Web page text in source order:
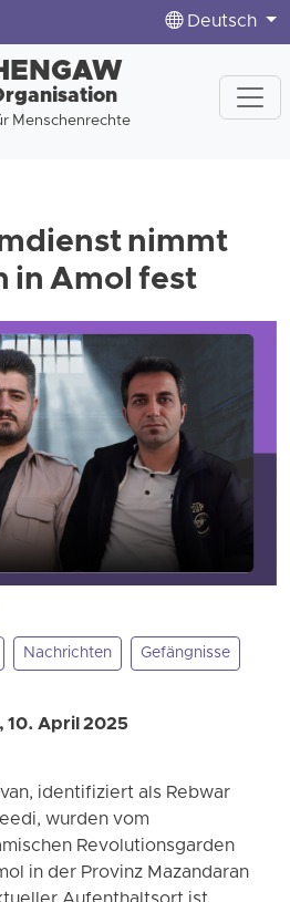
Deutsch
Menschenrechte
nimmt
in Amol fest
Nachrichten Gefängnisse
10. April 2025
identifiziert als Rebwar
wurden vom
Revolutionsgarden
in der Provinz Mazandaran